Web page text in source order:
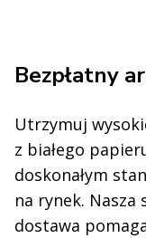
Bezpłatny
Utrzymuj
z białego
doskonałym
na rynek.
dostawa